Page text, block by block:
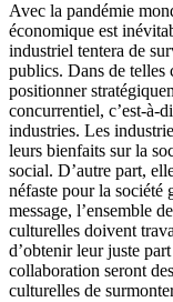
Avec la pandémie
économique est
industriel tentera de
publics. Dans de telles
positionner
concurrentiel, c’est-à-
industries. Les
leurs bienfaits sur la
social. D’autre part,
néfaste pour la société
message, l’ensemble
culturelles doivent
d’obtenir leur juste
collaboration seront
culturelles de